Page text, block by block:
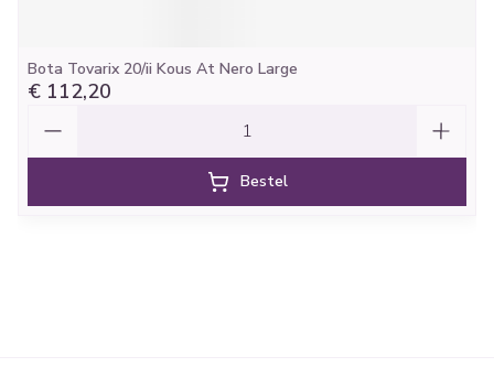
Bota Tovarix 20/ii Kous At Nero Large
€ 112,20
Bestel